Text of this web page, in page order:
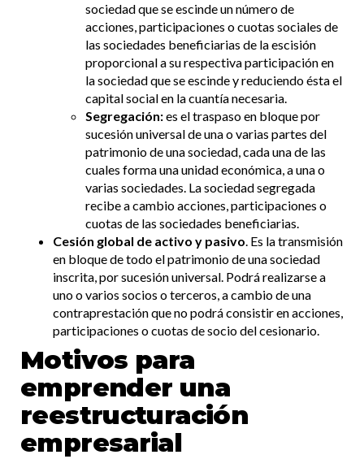
sociedad que se escinde un número de
acciones, participaciones o cuotas sociales de
las sociedades beneficiarias de la escisión
proporcional a su respectiva participación en
la sociedad que se escinde y reduciendo ésta el
capital social en la cuantía necesaria.
Segregación:es el traspaso en bloque por
sucesión universal de una o varias partes del
patrimonio de una sociedad, cada una de las
cuales forma una unidad económica, a una o
varias sociedades. La sociedad segregada
recibe a cambio acciones, participaciones o
cuotas de las sociedades beneficiarias.
Cesión global de activo y pasivo. Es la transmisión
en bloque de todo el patrimonio de una sociedad
inscrita, por sucesión universal. Podrá realizarse a
uno o varios socios o terceros, a cambio de una
contraprestación que no podrá consistir en acciones,
participaciones o cuotas de socio del cesionario.
Motivos para
emprender una
reestructuración
empresarial